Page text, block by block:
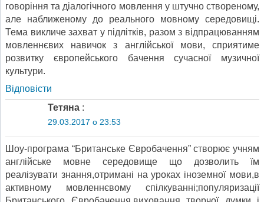
говоріння та діалогічного мовлення у штучно створеному,
але наближеному до реального мовному середовищі.
Тема викличе захват у підлітків, разом з відпрацюванням
мовленнєвих навичок з англійської мови, сприятиме
розвитку європейського бачення сучасної музичної
культури.
Відповіcти
Тетяна :
29.03.2017 о 23:53
Шоу-програма “Британське Євробачення” створює учням
англійське мовне середовище що дозволить їм
реалізувати знання,отримані на уроках іноземної мови,в
активному мовленнєвому спілкуванні;популяризації